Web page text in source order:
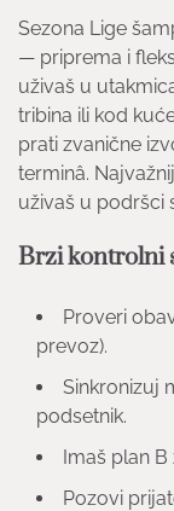
Sezona Lige
— priprema i
uživaš u
tribina ili kod
prati zvanične
terminâ.
uživaš u podršci
Brzi kontrolni
Proveri
prevoz).
Sinkronizuj
podsetnik.
Imaš plan
Pozovi